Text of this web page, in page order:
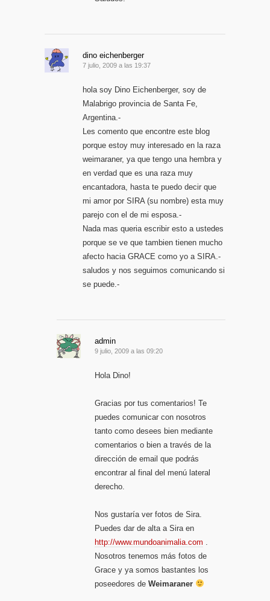
dino eichenberger
7 julio, 2009 a las 19:37
hola soy Dino Eichenberger, soy de
Malabrigo provincia de Santa Fe,
Argentina.-
Les comento que encontre este blog
porque estoy muy interesado en la raza
weimaraner, ya que tengo una hembra y
en verdad que es una raza muy
encantadora, hasta te puedo decir que
mi amor por SIRA (su nombre) esta muy
parejo con el de mi esposa.-
Nada mas queria escribir esto a ustedes
porque se ve que tambien tienen mucho
afecto hacia GRACE como yo a SIRA.-
saludos y nos seguimos comunicando si
se puede.-
admin
9 julio, 2009 a las 09:20
Hola Dino!
Gracias por tus comentarios! Te
puedes comunicar con nosotros
tanto como desees bien mediante
comentarios o bien a través de la
dirección de email que podrás
encontrar al final del menú lateral
derecho.
Nos gustaría ver fotos de Sira.
Puedes dar de alta a Sira en
http://www.mundoanimalia.com
Nosotros tenemos más fotos de
Grace y ya somos bastantes los
poseedores de Weimaraner